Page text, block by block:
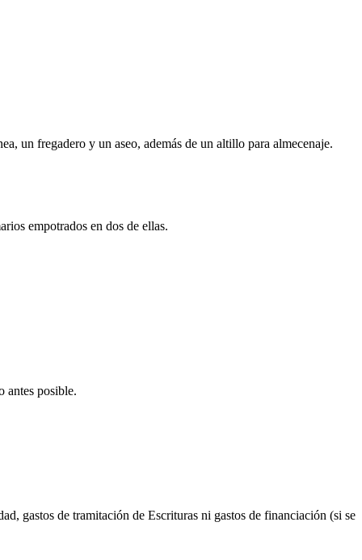
un fregadero y un aseo, además de un altillo para almecenaje.
empotrados en dos de ellas.
antes posible.
gastos de tramitación de Escrituras ni gastos de financiación (si se